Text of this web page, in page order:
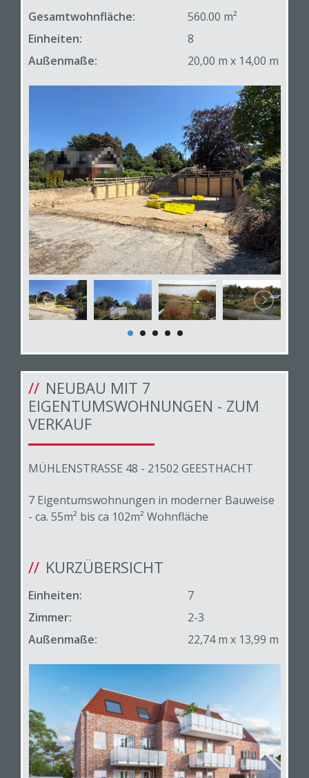
Gesamtwohnfläche:
560.00 m²
Einheiten:
8
Außenmaße:
20,00 m x 14,00 m
NEUBAU MIT 7
EIGENTUMSWOHNUNGEN - ZUM
VERKAUF
MÜHLENSTRASSE 48 - 21502 GEESTHACHT
7 Eigentumswohnungen in moderner Bauweise
- ca. 55m² bis ca 102m² Wohnfläche
KURZÜBERSICHT
Einheiten:
7
Zimmer:
2-3
Außenmaße:
22,74 m x 13,99 m